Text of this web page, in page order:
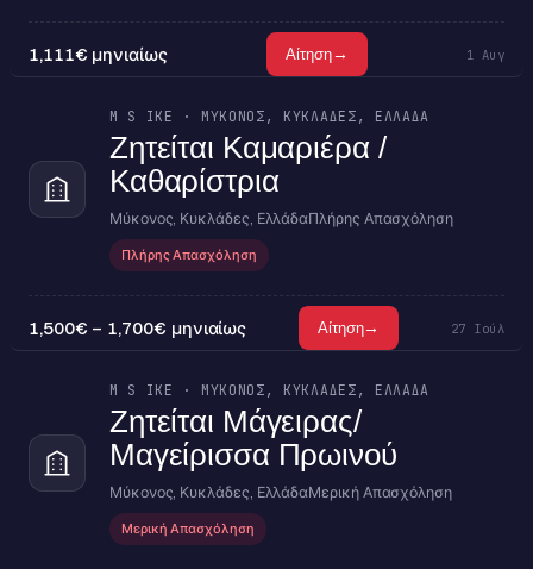
1,111€ μηνιαίως Αίτηση→ 1 Αυγ
M S IKE · ΜΎΚΟΝΟΣ, ΚΥΚΛΆΔΕΣ, ΕΛΛΆΔΑ
Ζητείται Καμαριέρα /
Καθαρίστρια
Μύκονος, Κυκλάδες, ΕλλάδαΠλήρης Απασχόληση
Πλήρης Απασχόληση
1,500€ – 1,700€ μηνιαίως Αίτηση→ 27 Ιούλ
M S IKE · ΜΎΚΟΝΟΣ, ΚΥΚΛΆΔΕΣ, ΕΛΛΆΔΑ
Ζητείται Μάγειρας/
Μαγείρισσα Πρωινού
Μύκονος, Κυκλάδες, ΕλλάδαΜερική Απασχόληση
Μερική Απασχόληση